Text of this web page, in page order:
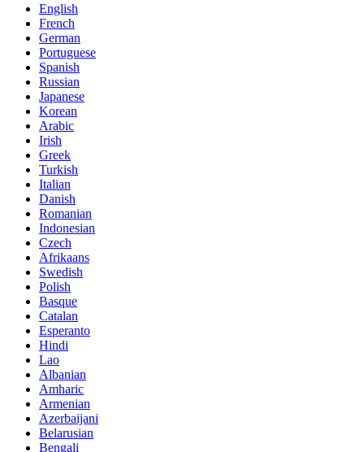
English
French
German
Portuguese
Spanish
Russian
Japanese
Korean
Arabic
Irish
Greek
Turkish
Italian
Danish
Romanian
Indonesian
Czech
Afrikaans
Swedish
Polish
Basque
Catalan
Esperanto
Hindi
Lao
Albanian
Amharic
Armenian
Azerbaijani
Belarusian
Bengali